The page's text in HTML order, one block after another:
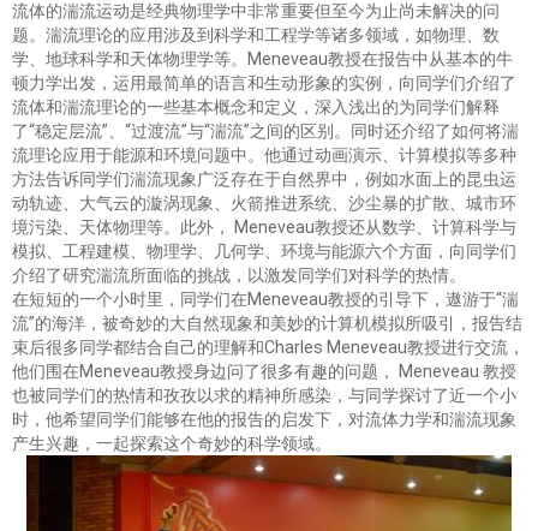
流体的湍流运动是经典物理学中非常重要但至今为止尚未解决的问
题。湍流理论的应用涉及到科学和工程学等诸多领域，如物理、数
学、地球科学和天体物理学等。Meneveau教授在报告中从基本的牛
顿力学出发，运用最简单的语言和生动形象的实例，向同学们介绍了
流体和湍流理论的一些基本概念和定义，深入浅出的为同学们解释
了“稳定层流”、“过渡流”与“湍流”之间的区别。同时还介绍了如何将湍
流理论应用于能源和环境问题中。他通过动画演示、计算模拟等多种
方法告诉同学们湍流现象广泛存在于自然界中，例如水面上的昆虫运
动轨迹、大气云的漩涡现象、火箭推进系统、沙尘暴的扩散、城市环
境污染、天体物理等。此外， Meneveau教授还从数学、计算科学与
模拟、工程建模、物理学、几何学、环境与能源六个方面，向同学们
介绍了研究湍流所面临的挑战，以激发同学们对科学的热情。
在短短的一个小时里，同学们在Meneveau教授的引导下，遨游于“湍
流”的海洋，被奇妙的大自然现象和美妙的计算机模拟所吸引，报告结
束后很多同学都结合自己的理解和Charles Meneveau教授进行交流，
他们围在Meneveau教授身边问了很多有趣的问题， Meneveau 教授
也被同学们的热情和孜孜以求的精神所感染，与同学探讨了近一个小
时，他希望同学们能够在他的报告的启发下，对流体力学和湍流现象
产生兴趣，一起探索这个奇妙的科学领域。